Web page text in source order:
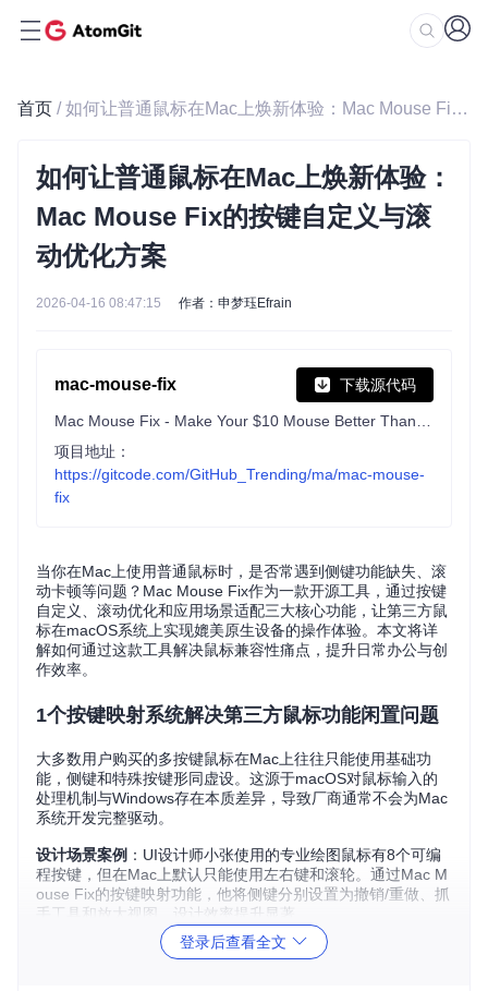
首页 / 如何让普通鼠标在Mac上焕新体验：Mac Mouse Fix的按键自定义与滚动优化方案
如何让普通鼠标在Mac上焕新体验：
Mac Mouse Fix的按键自定义与滚
动优化方案
2026-04-16 08:47:15 作者：申梦珏Efrain
mac-mouse-fix 下载源代码
项目地址：
https://gitcode.com/GitHub_Trending/ma/mac-mouse-
fix
当你在Mac上使用普通鼠标时，是否常遇到侧键功能缺失、滚
动卡顿等问题？Mac Mouse Fix作为一款开源工具，通过按键
自定义、滚动优化和应用场景适配三大核心功能，让第三方鼠
标在macOS系统上实现媲美原生设备的操作体验。本文将详
解如何通过这款工具解决鼠标兼容性痛点，提升日常办公与创
作效率。
1个按键映射系统解决第三方鼠标功能闲置问题
大多数用户购买的多按键鼠标在Mac上往往只能使用基础功
能，侧键和特殊按键形同虚设。这源于macOS对鼠标输入的
处理机制与Windows存在本质差异，导致厂商通常不会为Mac
系统开发完整驱动。
设计场景案例 ：UI设计师小张使用的专业绘图鼠标有8个可编
程按键，但在Mac上默认只能使用左右键和滚轮。通过Mac M
ouse Fix的按键映射功能，他将侧键分别设置为撤销/重做、抓
手工具和放大视图，设计效率提升显著。
登录后查看全文